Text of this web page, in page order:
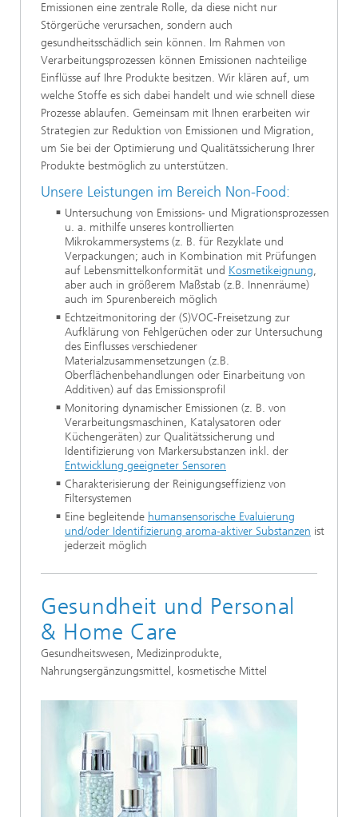
Emissionen eine zentrale Rolle, da diese nicht nur
Störgerüche verursachen, sondern auch
gesundheitsschädlich sein können. Im Rahmen von
Verarbeitungsprozessen können Emissionen nachteilige
Einflüsse auf Ihre Produkte besitzen. Wir klären auf, um
welche Stoffe es sich dabei handelt und wie schnell diese
Prozesse ablaufen. Gemeinsam mit Ihnen erarbeiten wir
Strategien zur Reduktion von Emissionen und Migration,
um Sie bei der Optimierung und Qualitätssicherung Ihrer
Produkte bestmöglich zu unterstützen.
Unsere Leistungen im Bereich Non-Food:
Untersuchung von Emissions- und Migrationsprozessen
u. a. mithilfe unseres kontrollierten
Mikrokammersystems (z. B. für Rezyklate und
Verpackungen; auch in Kombination mit Prüfungen
auf Lebensmittelkonformität und Kosmetikeignung,
aber auch in größerem Maßstab (z.B. Innenräume)
auch im Spurenbereich möglich
Echtzeitmonitoring der (S)VOC-Freisetzung zur
Aufklärung von Fehlgerüchen oder zur Untersuchung
des Einflusses verschiedener
Materialzusammensetzungen (z.B.
Oberflächenbehandlungen oder Einarbeitung von
Additiven) auf das Emissionsprofil
Monitoring dynamischer Emissionen (z. B. von
Verarbeitungsmaschinen, Katalysatoren oder
Küchengeräten) zur Qualitätssicherung und
Identifizierung von Markersubstanzen inkl. der
Entwicklung geeigneter Sensoren
Charakterisierung der Reinigungseffizienz von
Filtersystemen
Eine begleitende humansensorische Evaluierung
und/oder Identifizierung aroma-aktiver Substanzen ist
jederzeit möglich
Gesundheit und Personal
& Home Care
Gesundheitswesen, Medizinprodukte,
Nahrungsergänzungsmittel, kosmetische Mittel